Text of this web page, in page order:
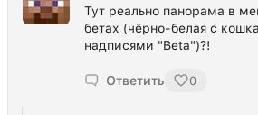
Тут реально панорама в
бетах (чёрно-белая с
надписями "Beta")?!
Ответить 0